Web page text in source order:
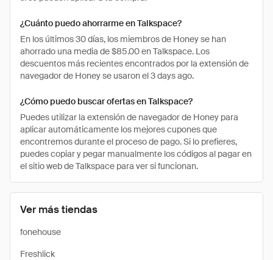
Ver más tiendas
fonehouse
Freshlick
¿Cuánto puedo ahorrarme en Talkspace?
En los últimos 30 días, los miembros de Honey se han
ahorrado una media de $85.00 en Talkspace. Los
descuentos más recientes encontrados por la extensión de
navegador de Honey se usaron el 3 days ago.
¿Cómo puedo buscar ofertas en Talkspace?
Puedes utilizar la extensión de navegador de Honey para
aplicar automáticamente los mejores cupones que
encontremos durante el proceso de pago. Si lo prefieres,
puedes copiar y pegar manualmente los códigos al pagar en
el sitio web de Talkspace para ver si funcionan.